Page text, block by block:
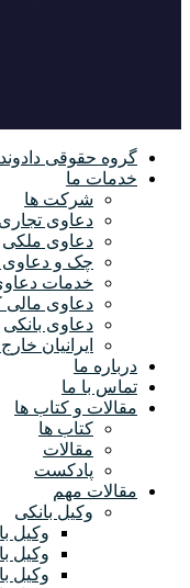
گروه حقوقی دادوند
خدمات ما
شرکت ها
دعاوی تجاری
دعاوی ملکی
چک و دعاوی
خدمات
دعاوی مالی
دعاوی بانکی
ایرانیان
درباره ما
تماس با ما
مقالات و کتاب ها
کتاب ها
مقالات
پادکست
مقالات مهم
وکیل بانکی
وکیل
وکیل
وکیل